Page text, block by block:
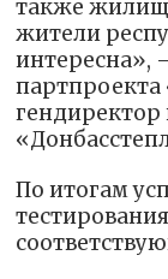
также
жители
интересна»,
По итогам